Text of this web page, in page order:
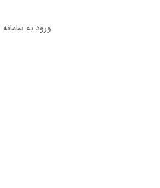
ورود به سامانه